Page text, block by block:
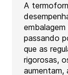
A
passando
que as
rigorosas,
aumentam,